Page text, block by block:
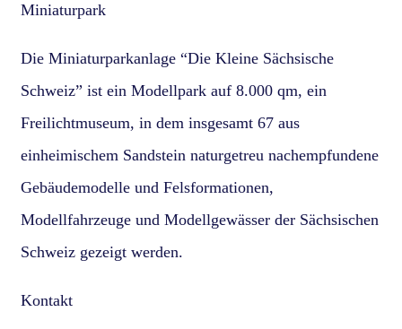
Miniaturpark
Die Miniaturparkanlage “Die Kleine Sächsische
Schweiz” ist ein Modellpark auf 8.000 qm, ein
Freilichtmuseum, in dem insgesamt 67 aus
einheimischem Sandstein naturgetreu nachempfundene
Gebäudemodelle und Felsformationen,
Modellfahrzeuge und Modellgewässer der Sächsischen
Schweiz gezeigt werden.
Kontakt